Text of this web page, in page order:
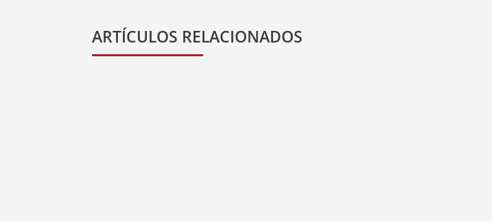
ARTÍCULOS RELACIONADOS